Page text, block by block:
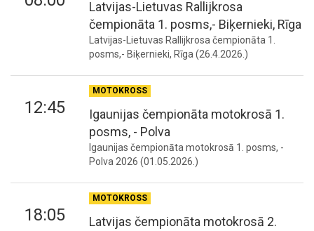
Latvijas-Lietuvas Rallijkrosa
čempionāta 1. posms,- Biķernieki, Rīga
Latvijas-Lietuvas Rallijkrosa čempionāta 1.
posms,- Biķernieki, Rīga (26.4.2026.)
12:45
MOTOKROSS
Igaunijas čempionāta motokrosā 1.
posms, - Polva
Igaunijas čempionāta motokrosā 1. posms, -
Polva 2026 (01.05.2026.)
18:05
MOTOKROSS
Latvijas čempionāta motokrosā 2.